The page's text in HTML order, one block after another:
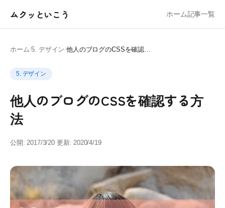
ムクッといこう ホーム記事一覧
ホーム/5. デザイン/ 他人のブログのCSSを確認する方法
5. デザイン
他人のブログのCSSを確認する方
法
公開: 2017/3/20 更新: 2020/4/19